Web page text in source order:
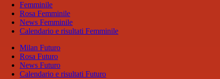
Femminile
Rosa Femminile
News Femminile
Calendario e risultati Femminile
Milan Futuro
Rosa Futuro
News Futuro
Calendario e risultati Futuro